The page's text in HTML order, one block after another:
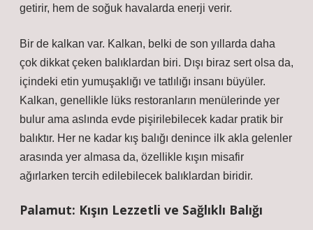
getirir, hem de soğuk havalarda enerji verir.
Bir de kalkan var. Kalkan, belki de son yıllarda daha
çok dikkat çeken balıklardan biri. Dışı biraz sert olsa da,
içindeki etin yumuşaklığı ve tatlılığı insanı büyüler.
Kalkan, genellikle lüks restoranların menülerinde yer
bulur ama aslında evde pişirilebilecek kadar pratik bir
balıktır. Her ne kadar kış balığı denince ilk akla gelenler
arasında yer almasa da, özellikle kışın misafir
ağırlarken tercih edilebilecek balıklardan biridir.
Palamut: Kışın Lezzetli ve Sağlıklı Balığı